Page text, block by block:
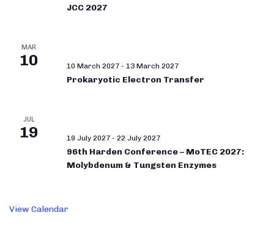
JCC 2027
MAR
10 10 March 2027 - 13 March 2027
Prokaryotic Electron Transfer
JUL
19 19 July 2027 - 22 July 2027
96th Harden Conference – MoTEC 2027:
Molybdenum & Tungsten Enzymes
View Calendar